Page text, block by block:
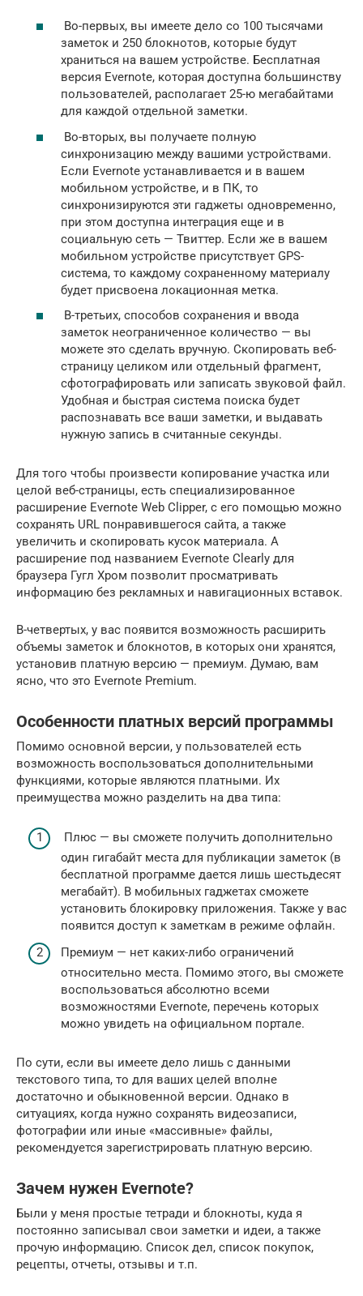
Во-первых, вы имеете дело со 100 тысячами
заметок и 250 блокнотов, которые будут
храниться на вашем устройстве. Бесплатная
версия Evernote, которая доступна большинству
пользователей, располагает 25-ю мегабайтами
для каждой отдельной заметки.
Во-вторых, вы получаете полную
синхронизацию между вашими устройствами.
Если Evernote устанавливается и в вашем
мобильном устройстве, и в ПК, то
синхронизируются эти гаджеты одновременно,
при этом доступна интеграция еще и в
социальную сеть — Твиттер. Если же в вашем
мобильном устройстве присутствует GPS-
система, то каждому сохраненному материалу
будет присвоена локационная метка.
В-третьих, способов сохранения и ввода
заметок неограниченное количество — вы
можете это сделать вручную. Скопировать веб-
страницу целиком или отдельный фрагмент,
сфотографировать или записать звуковой файл.
Удобная и быстрая система поиска будет
распознавать все ваши заметки, и выдавать
нужную запись в считанные секунды.
Для того чтобы произвести копирование участка или
целой веб-страницы, есть специализированное
расширение Evernote Web Clipper, с его помощью можно
сохранять URL понравившегося сайта, а также
увеличить и скопировать кусок материала. А
расширение под названием Evernote Clearly для
браузера Гугл Хром позволит просматривать
информацию без рекламных и навигационных вставок.
В-четвертых, у вас появится возможность расширить
объемы заметок и блокнотов, в которых они хранятся,
установив платную версию — премиум. Думаю, вам
ясно, что это Evernote Premium.
Особенности платных версий программы
Помимо основной версии, у пользователей есть
возможность воспользоваться дополнительными
функциями, которые являются платными. Их
преимущества можно разделить на два типа:
Плюс — вы сможете получить дополнительно
один гигабайт места для публикации заметок (в
бесплатной программе дается лишь шестьдесят
мегабайт). В мобильных гаджетах сможете
установить блокировку приложения. Также у вас
появится доступ к заметкам в режиме офлайн.
Премиум — нет каких-либо ограничений
относительно места. Помимо этого, вы сможете
воспользоваться абсолютно всеми
возможностями Evernote, перечень которых
можно увидеть на официальном портале.
По сути, если вы имеете дело лишь с данными
текстового типа, то для ваших целей вполне
достаточно и обыкновенной версии. Однако в
ситуациях, когда нужно сохранять видеозаписи,
фотографии или иные «массивные» файлы,
рекомендуется зарегистрировать платную версию.
Зачем нужен Evernote?
Были у меня простые тетради и блокноты, куда я
постоянно записывал свои заметки и идеи, а также
прочую информацию. Список дел, список покупок,
рецепты, отчеты, отзывы и т.п.